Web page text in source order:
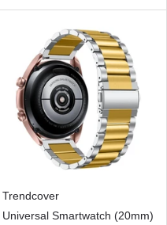
Trendcover
Universal Smartwatch (20mm)